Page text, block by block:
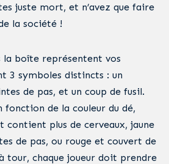
juste mort, et n’avez que faire
la société !
la boîte représentent vos
3 symboles distincts : un
de pas, et un coup de fusil.
de la couleur du dé,
contient plus de cerveaux, jaune
de pas, ou rouge et couvert de
tour, chaque joueur doit prendre